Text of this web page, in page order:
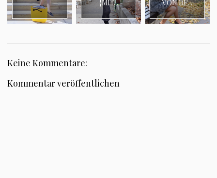
{MIT...
VON DE...
Keine Kommentare:
Kommentar veröffentlichen